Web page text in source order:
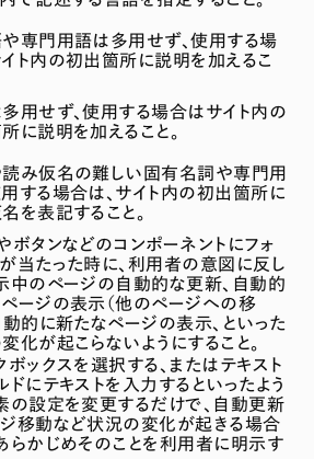
専門用語は多用せず、使用する場
ト内の初出箇所に説明を加えるこ
用せず、使用する場合はサイト内の
に説明を加えること。
み仮名の難しい固有名詞や専門用
する場合は、サイト内の初出箇所に
を表記すること。
ボタンなどのコンポーネントにフォ
当たった時に、利用者の意図に反し
中のページの自動的な更新、自動的
ージの表示（他のページへの移
動的に新たなページの表示、といった
化が起こらないようにすること。
ボックスを選択する、またはテキスト
ドにテキストを入力するといったよう
の設定を変更するだけで、自動更新
移動など状況の変化が起きる場合
らかじめそのことを利用者に明示す